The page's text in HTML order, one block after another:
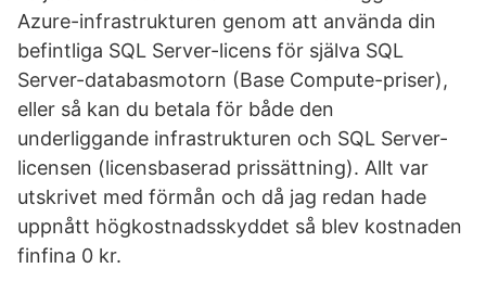
Azure-infrastrukturen genom att använda din
befintliga SQL Server-licens för själva SQL
Server-databasmotorn (Base Compute-priser),
eller så kan du betala för både den
underliggande infrastrukturen och SQL Server-
licensen (licensbaserad prissättning). Allt var
utskrivet med förmån och då jag redan hade
uppnått högkostnadsskyddet så blev kostnaden
finfina 0 kr.